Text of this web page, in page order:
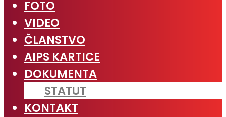
FOTO
VIDEO
ČLANSTVO
AIPS KARTICE
DOKUMENTA
STATUT
KONTAKT